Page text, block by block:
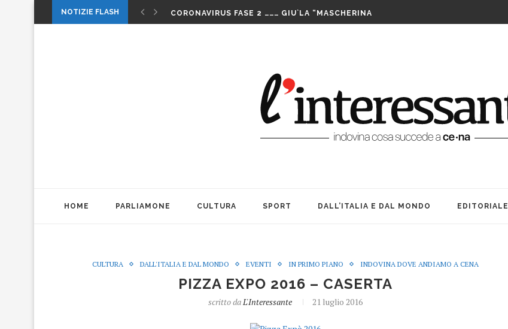
NOTIZIE FLASH
CORONAVIRUS FASE 2 ……… GIU`LA “MASCHERINA
LA MUSICA DELLA GATTA CENERENTOLA COME PASS PER...
DA CONSUMARCI PREFERIBILMENTE DOPO MORTI: OFFICINA TEATRO INCANTA...
VALERIO BIANCHINI E LE SUE … BOMBE. AMARCORD...
CASO WEINSTEIN. DITE ALLE DONNE CHE NON SIAMO...
THE ALIENS AD OFFICINA TEATRO: VITA, AMICIZIA ED...
1 MAGGIO: FESTA O…. LUTTO. UNA FESTA BEN...
HOME PARLIAMONE CULTURA SPORT DALL’ITALIA E DAL MONDO EDITORIALE
CULTURA DALL'ITALIA E DAL MONDO EVENTI IN PRIMO PIANO INDOVINA DOVE ANDIAMO A CENA
PIZZA EXPO 2016 – CASERTA
scritto daL'Interessante 21 luglio 2016